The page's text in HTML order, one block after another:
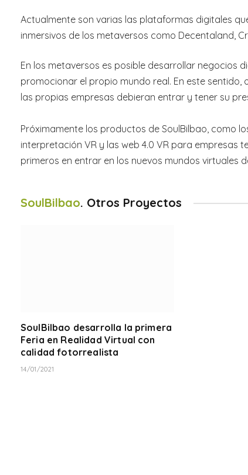
Actualmente son varias las plataformas digitales
inmersivos de los metaversos como Decentaland,
En los metaversos es posible desarrollar negocios
promocionar el propio mundo real. En este
las propias empresas debieran entrar y tener su
Próximamente los productos de SoulBilbao, como
interpretación VR y las web 4.0 VR para empresas
primeros en entrar en los nuevos mundos virtuales
SoulBilbao. Otros Proyectos
SoulBilbao desarrolla la primera
Feria en Realidad Virtual con
calidad fotorrealista
14/01/2021